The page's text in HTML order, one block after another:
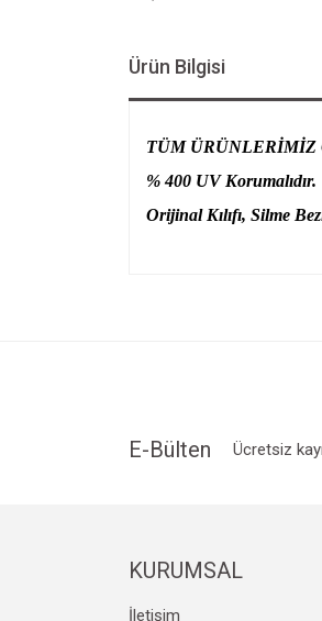
Ürün Bilgisi
TÜM ÜRÜNLERİMİZ
% 400 UV Korumalıdır.
Orijinal Kılıfı, Silme
Bu ürüne benzer
E-Bülten Ücretsiz
KURUMSAL
İletişim